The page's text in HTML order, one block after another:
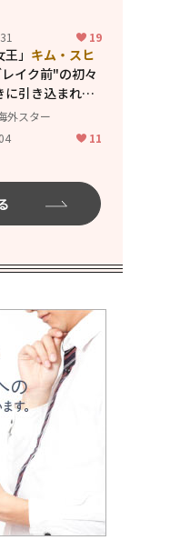
ディファン4台の
明かす
19
」 キム・スヒ
イク前"の初々
に引き込まれ
テギョン
春名作「ドリー
外スター
11